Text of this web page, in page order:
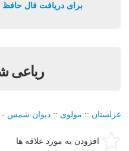
برای دریافت فال حافظ
رباعی
غزلستان :: مولوی :: دیوان شمس -
افزودن به مورد علاقه ها